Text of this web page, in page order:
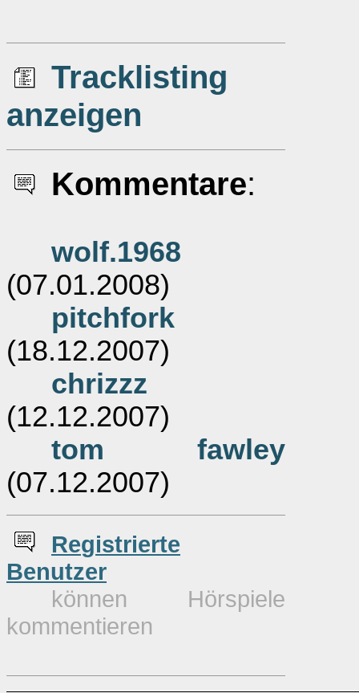
Tracklisting
anzeigen
Kommentare:
wolf.1968
(07.01.2008)
pitchfork
(18.12.2007)
chrizzz
(12.12.2007)
tom fawley
(07.12.2007)
Registrierte
Benutzer
können Hörspiele
kommentieren